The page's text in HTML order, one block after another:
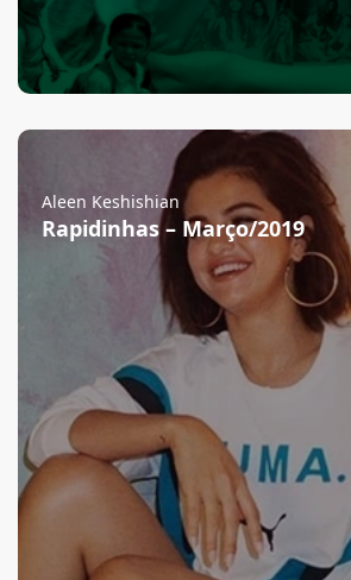
Aleen Keshishian
Rapidinhas – Março/2019